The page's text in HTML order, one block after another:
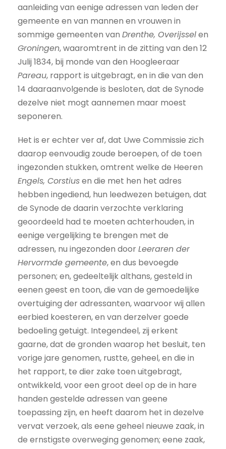
aanleiding van eenige adressen van leden der
gemeente en van mannen en vrouwen in
sommige gemeenten van Drenthe, Overijsselen
Groningen, waaromtrent in de zitting van den 12
Julij 1834, bij monde van den Hoogleeraar
Pareau, rapport is uitgebragt, en in die van den
14 daaraanvolgende is besloten, dat de Synode
dezelve niet mogt aannemen maar moest
seponeren.
Het is er echter ver af, dat Uwe Commissie zich
daarop eenvoudig zoude beroepen, of de toen
ingezonden stukken, omtrent welke de Heeren
Engels, Corstiusen die met hen het adres
hebben ingediend, hun leedwezen betuigen, dat
de Synode de daarin verzochte verklaring
geoordeeld had te moeten achterhouden, in
eenige vergelijking te brengen met de
adressen, nu ingezonden doorLeeraren der
Hervormde gemeente, en dus bevoegde
personen; en, gedeeltelijk althans, gesteld in
eenen geest en toon, die van de gemoedelijke
overtuiging der adressanten, waarvoor wij allen
eerbied koesteren, en van derzelver goede
bedoeling getuigt. Integendeel, zij erkent
gaarne, dat de gronden waarop het besluit, ten
vorige jare genomen, rustte, geheel, en die in
het rapport, te dier zake toen uitgebragt,
ontwikkeld, voor een groot deel op de in hare
handen gestelde adressen van geene
toepassing zijn, en heeft daarom het in dezelve
vervat verzoek, als eene geheel nieuwe zaak, in
de ernstigste overweging genomen; eene zaak,